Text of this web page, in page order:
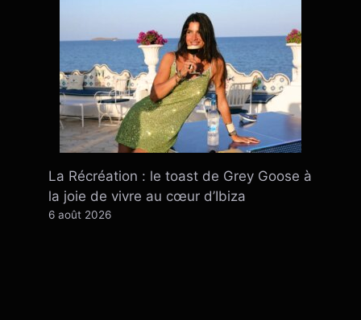
La Récréation : le toast de Grey Goose à
la joie de vivre au cœur d’Ibiza
6 août 2026